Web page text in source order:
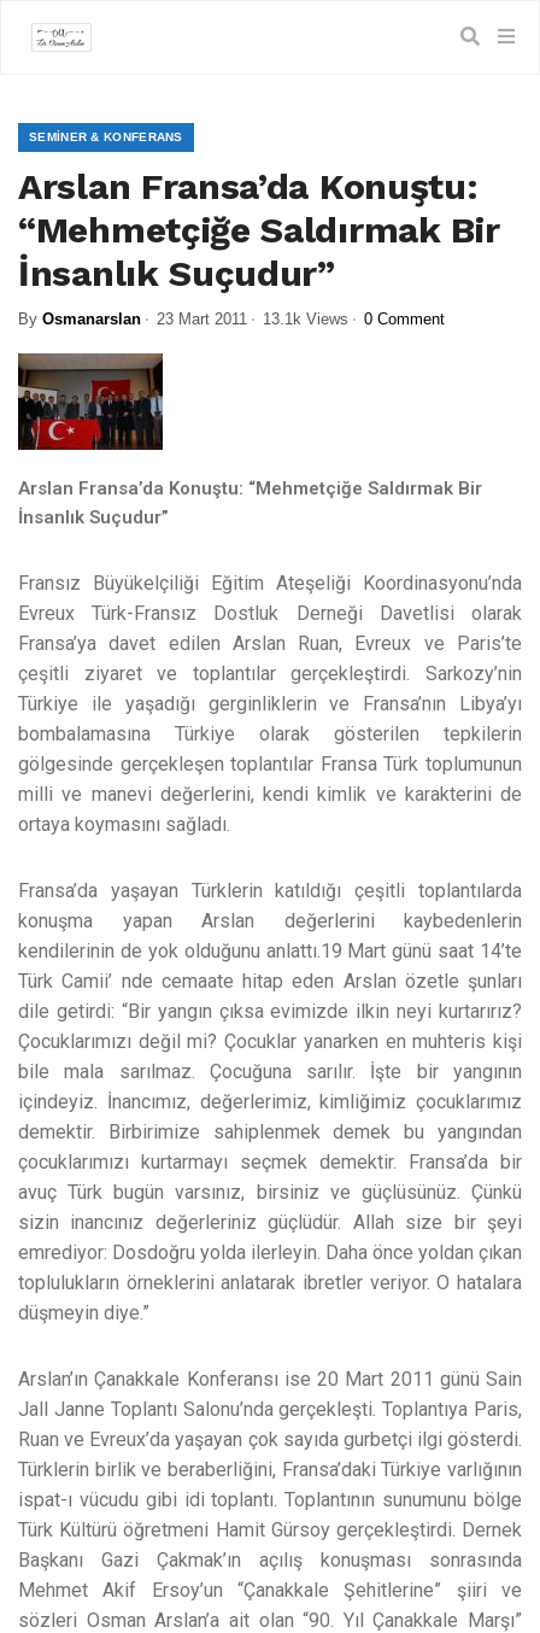
SEMINER & KONFERANS
Arslan Fransa’da Konuştu:
“Mehmetçiğe Saldırmak Bir
İnsanlık Suçudur”
By Osmanarslan 23 Mart 2011 13.1k Views 0 Comment
Arslan Fransa’da Konuştu: “Mehmetçiğe Saldırmak Bir
İnsanlık Suçudur”
Fransız Büyükelçiliği Eğitim Ateşeliği Koordinasyonu’nda
Evreux Türk-Fransız Dostluk Derneği Davetlisi olarak
Fransa’ya davet edilen Arslan Ruan, Evreux ve Paris’te
çeşitli ziyaret ve toplantılar gerçekleştirdi. Sarkozy’nin
Türkiye ile yaşadığı gerginliklerin ve Fransa’nın Libya’yı
bombalamasına Türkiye olarak gösterilen tepkilerin
gölgesinde gerçekleşen toplantılar Fransa Türk toplumunun
milli ve manevi değerlerini, kendi kimlik ve karakterini de
ortaya koymasını sağladı.
Fransa’da yaşayan Türklerin katıldığı çeşitli toplantılarda
konuşma yapan Arslan değerlerini kaybedenlerin
kendilerinin de yok olduğunu anlattı.19 Mart günü saat 14’te
Türk Camii’ nde cemaate hitap eden Arslan özetle şunları
dile getirdi: “Bir yangın çıksa evimizde ilkin neyi kurtarırız?
Çocuklarımızı değil mi? Çocuklar yanarken en muhteris kişi
bile mala sarılmaz. Çocuğuna sarılır. İşte bir yangının
içindeyiz. İnancımız, değerlerimiz, kimliğimiz çocuklarımız
demektir. Birbirimize sahiplenmek demek bu yangından
çocuklarımızı kurtarmayı seçmek demektir. Fransa’da bir
avuç Türk bugün varsınız, birsiniz ve güçlüsünüz. Çünkü
sizin inancınız değerleriniz güçlüdür. Allah size bir şeyi
emrediyor: Dosdoğru yolda ilerleyin. Daha önce yoldan çıkan
toplulukların örneklerini anlatarak ibretler veriyor. O hatalara
düşmeyin diye.”
Arslan’ın Çanakkale Konferansı ise 20 Mart 2011 günü Sain
Jall Janne Toplantı Salonu’nda gerçekleşti. Toplantıya Paris,
Ruan ve Evreux’da yaşayan çok sayıda gurbetçi ilgi gösterdi.
Türklerin birlik ve beraberliğini, Fransa’daki Türkiye varlığının
ispat-ı vücudu gibi idi toplantı. Toplantının sunumunu bölge
Türk Kültürü öğretmeni Hamit Gürsoy gerçekleştirdi. Dernek
Başkanı Gazi Çakmak’ın açılış konuşması sonrasında
Mehmet Akif Ersoy’un “Çanakkale Şehitlerine” şiiri ve
sözleri Osman Arslan’a ait olan “90. Yıl Çanakkale Marşı”